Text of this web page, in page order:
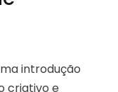
introdução
criativo e